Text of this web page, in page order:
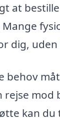
at
dig,
behov
mod
kan du